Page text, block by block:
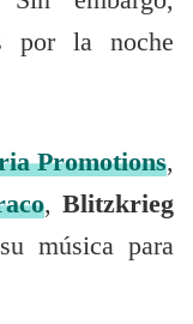
por la noche
Promotions,
, Blitzkrieg
música para